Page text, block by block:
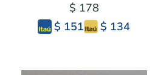
$ 178
$ 151
$ 134